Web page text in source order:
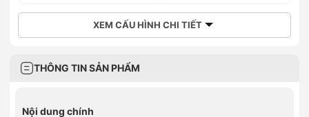
XEM CẤU HÌNH CHI TIẾT
THÔNG TIN SẢN PHẨM
Nội dung chính